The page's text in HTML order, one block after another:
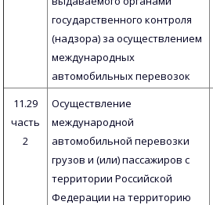
государственного контроля
(надзора) за осуществлением
международных
автомобильных перевозок
11.29
часть
2
Осуществление
международной
автомобильной перевозки
грузов и (или) пассажиров с
территории Российской
Федерации на территорию